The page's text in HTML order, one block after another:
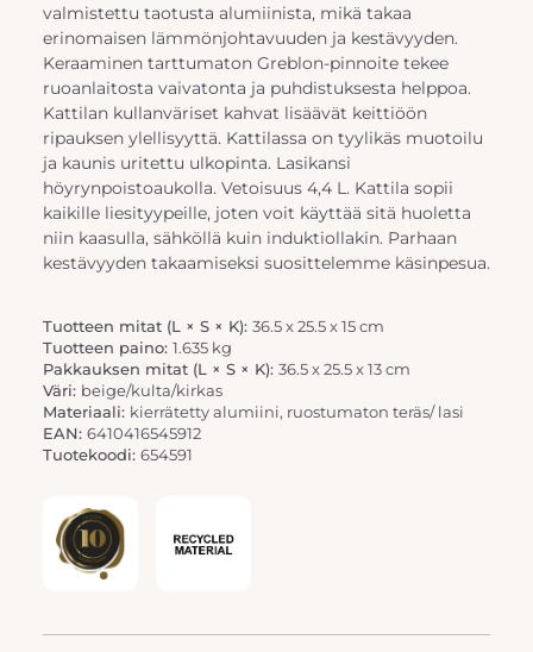
valmistettu taotusta alumiinista, mikä takaa
erinomaisen lämmönjohtavuuden ja kestävyyden.
Keraaminen tarttumaton Greblon-pinnoite tekee
ruoanlaitosta vaivatonta ja puhdistuksesta helppoa.
Kattilan kullanväriset kahvat lisäävät keittiöön
ripauksen ylellisyyttä. Kattilassa on tyylikäs muotoilu
ja kaunis uritettu ulkopinta. Lasikansi
höyrynpoistoaukolla. Vetoisuus 4,4 L. Kattila sopii
kaikille liesityypeille, joten voit käyttää sitä huoletta
niin kaasulla, sähköllä kuin induktiollakin. Parhaan
kestävyyden takaamiseksi suosittelemme käsinpesua.
Tuotteen mitat (L × S × K): 36.5 x 25.5 x 15 cm
Tuotteen paino: 1.635 kg
Pakkauksen mitat (L × S × K): 36.5 x 25.5 x 13 cm
Väri: beige/kulta/kirkas
Materiaali: kierrätetty alumiini, ruostumaton teräs/ lasi
EAN: 6410416545912
Tuotekoodi: 654591